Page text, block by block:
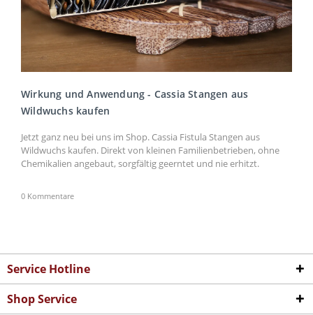
Wirkung und Anwendung - Cassia Stangen aus
Wildwuchs kaufen
Jetzt ganz neu bei uns im Shop. Cassia Fistula Stangen aus
Wildwuchs kaufen. Direkt von kleinen Familienbetrieben, ohne
Chemikalien angebaut, sorgfältig geerntet und nie erhitzt.
0 Kommentare
Service Hotline
Shop Service